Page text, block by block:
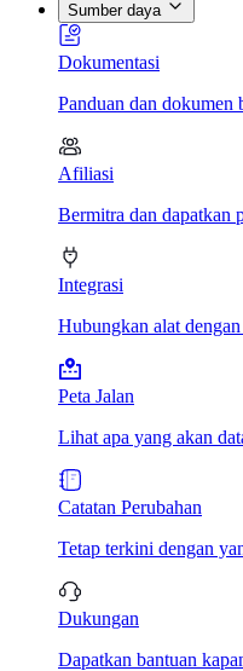
Sumber daya
Dokumentasi
Panduan dan dokumen
Afiliasi
Bermitra dan dapatkan
Integrasi
Hubungkan alat
Peta Jalan
Lihat apa yang akan
Catatan Perubahan
Tetap terkini dengan
Dukungan
Dapatkan bantuan